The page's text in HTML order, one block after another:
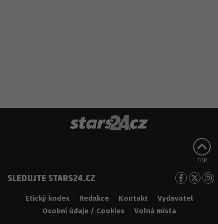
TOP
SLEDUJTE STARS24.CZ
Etický kodex Redakce Kontakt
Vydavatel
Osobní údaje / Cookies
Volná místa